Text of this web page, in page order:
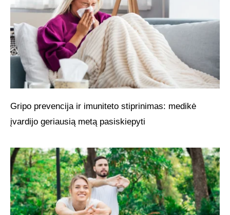
Gripo prevencija ir imuniteto stiprinimas: medikė
įvardijo geriausią metą pasiskiepyti